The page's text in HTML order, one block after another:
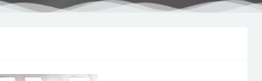
374MB] 2023-04-11